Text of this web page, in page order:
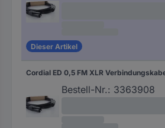
Dieser Artikel
Bestell-Nr.: 3363908